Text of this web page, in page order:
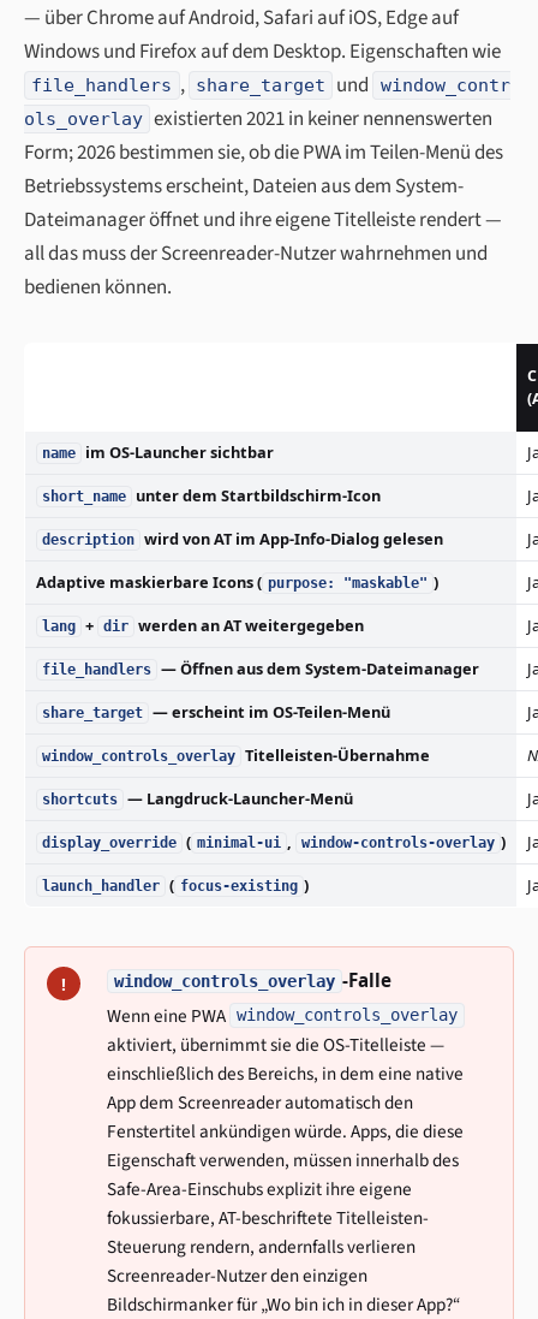
— über Chrome auf Android, Safari auf iOS, Edge auf
Windows und Firefox auf dem Desktop. Eigenschaften wie
file_handlers , share_target und
window_contr
ols_overlay existierten 2021 in keiner nennenswerten
Form; 2026 bestimmen sie, ob die PWA im Teilen-Menü des
Betriebssystems erscheint, Dateien aus dem System-
Dateimanager öffnet und ihre eigene Titelleiste rendert —
all das muss der Screenreader-Nutzer wahrnehmen und
bedienen können.
name im OS-Launcher sichtbar
short_name unter dem Startbildschirm-Icon
description wird von AT im App-Info-Dialog gelesen
Adaptive maskierbare Icons ( purpose: "maskable" )
lang + dir werden an AT weitergegeben
file_handlers — Öffnen aus dem System-Dateimanager
share_target — erscheint im OS-Teilen-Menü
window_controls_overlay Titelleisten-Übernahme
shortcuts — Langdruck-Launcher-Menü
display_override ( minimal-ui , window-controls-overlay )
launch_handler ( focus-existing )
! window_controls_overlay -Falle
Wenn eine PWA window_controls_overlay
aktiviert, übernimmt sie die OS-Titelleiste —
einschließlich des Bereichs, in dem eine native
App dem Screenreader automatisch den
Fenstertitel ankündigen würde. Apps, die diese
Eigenschaft verwenden, müssen innerhalb des
Safe-Area-Einschubs explizit ihre eigene
fokussierbare, AT-beschriftete Titelleisten-
Steuerung rendern, andernfalls verlieren
Screenreader-Nutzer den einzigen
Bildschirmanker für „Wo bin ich in dieser App?“